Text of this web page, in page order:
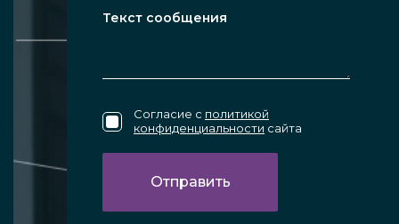
Согласие с политикой
конфиденциальности сайта